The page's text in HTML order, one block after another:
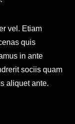
vel. Etiam
quis
in ante
sociis quam
aliquet ante.